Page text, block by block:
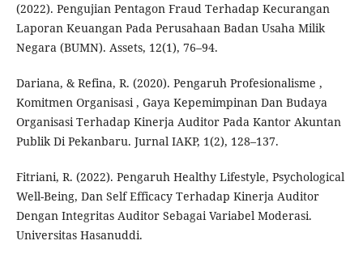
(2022). Pengujian Pentagon Fraud Terhadap Kecurangan
Laporan Keuangan Pada Perusahaan Badan Usaha Milik
Negara (BUMN). Assets, 12(1), 76–94.
Dariana, & Refina, R. (2020). Pengaruh Profesionalisme ,
Komitmen Organisasi , Gaya Kepemimpinan Dan Budaya
Organisasi Terhadap Kinerja Auditor Pada Kantor Akuntan
Publik Di Pekanbaru. Jurnal IAKP, 1(2), 128–137.
Fitriani, R. (2022). Pengaruh Healthy Lifestyle, Psychological
Well-Being, Dan Self Efficacy Terhadap Kinerja Auditor
Dengan Integritas Auditor Sebagai Variabel Moderasi.
Universitas Hasanuddi.